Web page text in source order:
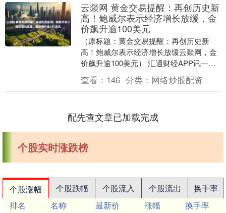
云燚网 黄金交易提醒：再创历史新
高！鲍威尔表示经济增长放缓，金
价飙升逾100美元
（原标题：黄金交易提醒：再创历史新
高！鲍威尔表示经济增长放缓云燚网，金
价飙升逾100美元） 汇通财经APP讯——
周四（4月17日）亚市早盘，现货黄金小
幅冲高，一....
查看： 146 分类： 网络炒股配资
配先查文章已加载完成
个股实时涨跌榜
个股涨幅 个股跌幅 个股流入 个股流出
换手率
排名
名称 最新价 涨幅
换手率